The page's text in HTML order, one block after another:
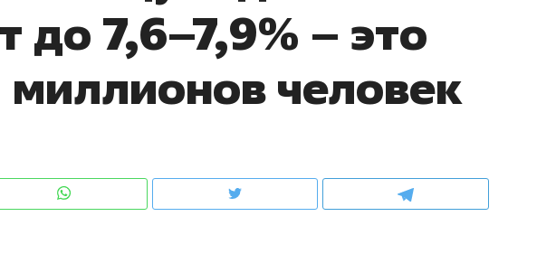
до 7,6–7,9% – это
миллионов человек
надо знать аксакалов и
Оман?
о трехкратном росте цен, дотошных
клиентах и чудных запросах мастеров налогах и развитии без